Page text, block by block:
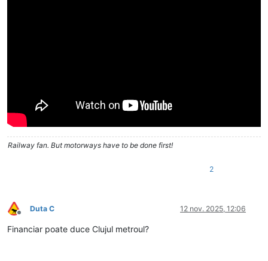
Railway fan. But motorways have to be done first!
2
Deconectat
Duta C 12 nov. 2025, 12:06
Financiar poate duce Clujul metroul?